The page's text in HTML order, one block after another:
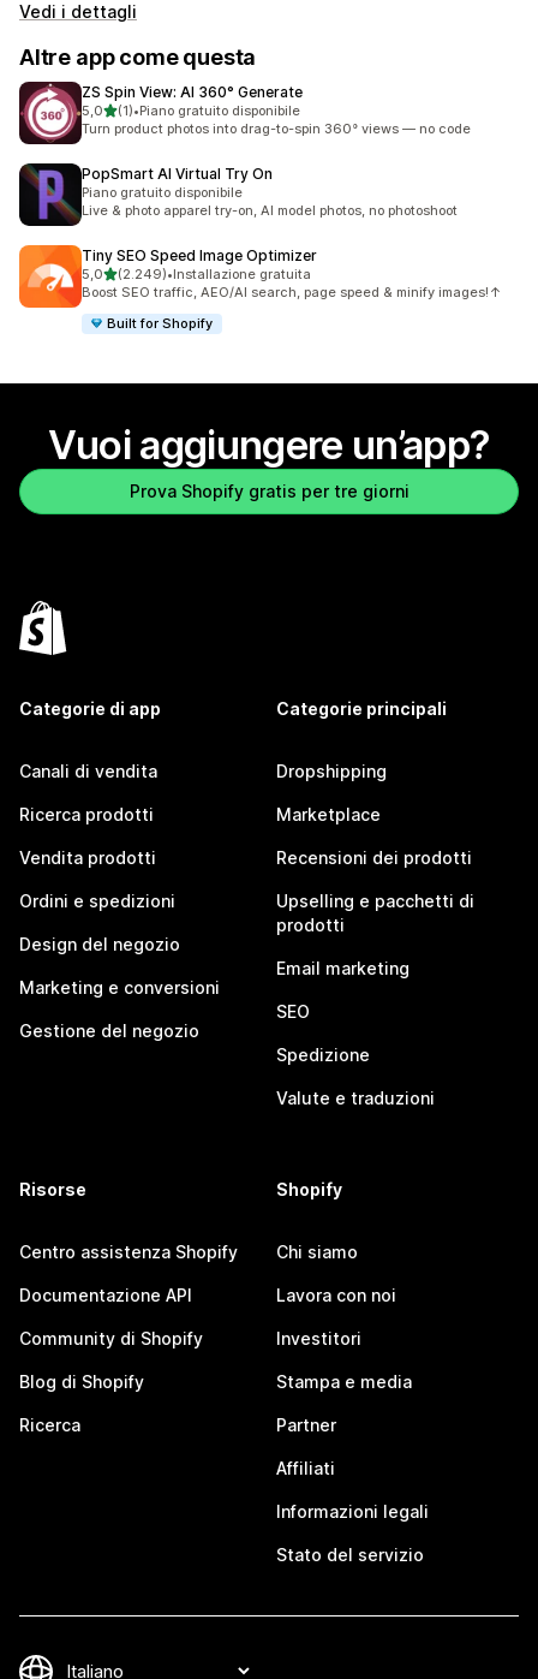
Vedi i dettagli
Altre app come questa
ZS Spin View: AI 360° Generate
5,0stelle su 5
(1)
1 recensioni totali
•Piano gratuito disponibile
Turn product photos into drag-to-spin 360° views — no code
PopSmart AI Virtual Try On
Piano gratuito disponibile
Live & photo apparel try-on, AI model photos, no photoshoot
Tiny SEO Speed Image Optimizer
5,0stelle su 5
(2.249)
2249 recensioni totali
•Installazione gratuita
Boost SEO traffic, AEO/AI search, page speed & minify images!↑
Built for Shopify
Vuoi aggiungere un’app?
Prova Shopify gratis per tre giorni
Categorie di app
Canali di vendita
Ricerca prodotti
Vendita prodotti
Ordini e spedizioni
Design del negozio
Marketing e conversioni
Gestione del negozio
Categorie principali
Dropshipping
Marketplace
Recensioni dei prodotti
Upselling e pacchetti di
prodotti
Email marketing
SEO
Spedizione
Valute e traduzioni
Risorse
Centro assistenza Shopify
Documentazione API
Community di Shopify
Blog di Shopify
Ricerca
Shopify
Chi siamo
Lavora con noi
Investitori
Stampa e media
Partner
Affiliati
Informazioni legali
Stato del servizio